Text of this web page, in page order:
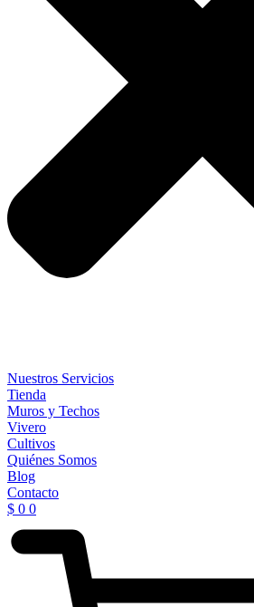
Nuestros Servicios
Tienda
Muros y Techos
Vivero
Cultivos
Quiénes Somos
Blog
Contacto
$ 0 0